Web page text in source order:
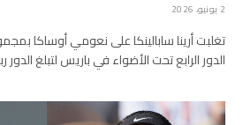
2 يونيو، 2026
تغلبت أرينا سابالينكا على نعومي أوساكا
الدور الرابع تحت الأضواء في باريس لتبلغ الدور